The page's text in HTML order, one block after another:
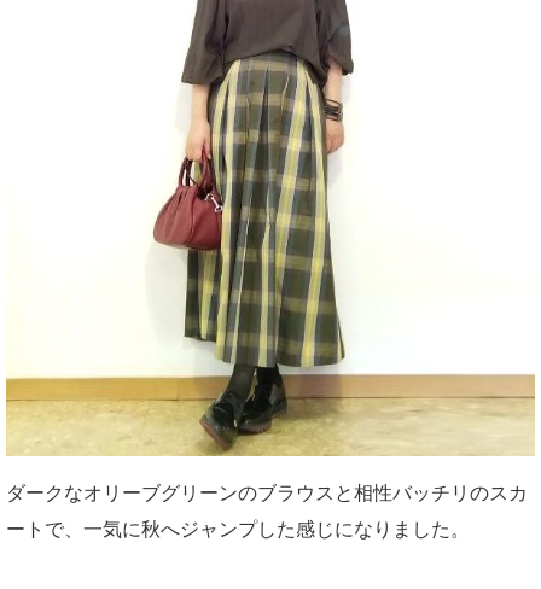
ダークなオリーブグリーンのブラウスと相性バッチリのスカ
ートで、一気に秋へジャンプした感じになりました。